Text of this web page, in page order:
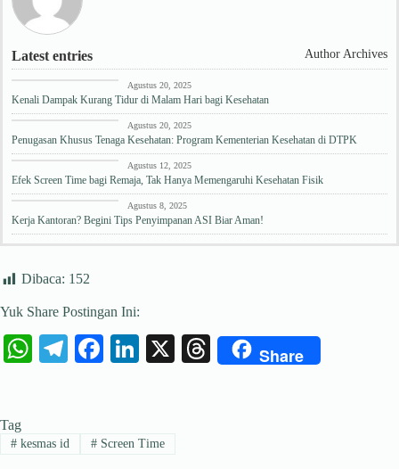
Latest entries Author Archives
Agustus 20, 2025
Kenali Dampak Kurang Tidur di Malam Hari bagi Kesehatan
Edukasi Kesehatan
Agustus 20, 2025
Penugasan Khusus Tenaga Kesehatan: Program Kementerian Kesehatan di DTPK
Edukasi Kesehatan
Agustus 12, 2025
Efek Screen Time bagi Remaja, Tak Hanya Memengaruhi Kesehatan Fisik
Edukasi Kesehatan
Agustus 8, 2025
Kerja Kantoran? Begini Tips Penyimpanan ASI Biar Aman!
Dibaca: 152
Yuk Share Postingan Ini:
W
A
Te
a
Fa
ok
Li
In
X
T
Share
Tag
#kesmas id #Screen Time